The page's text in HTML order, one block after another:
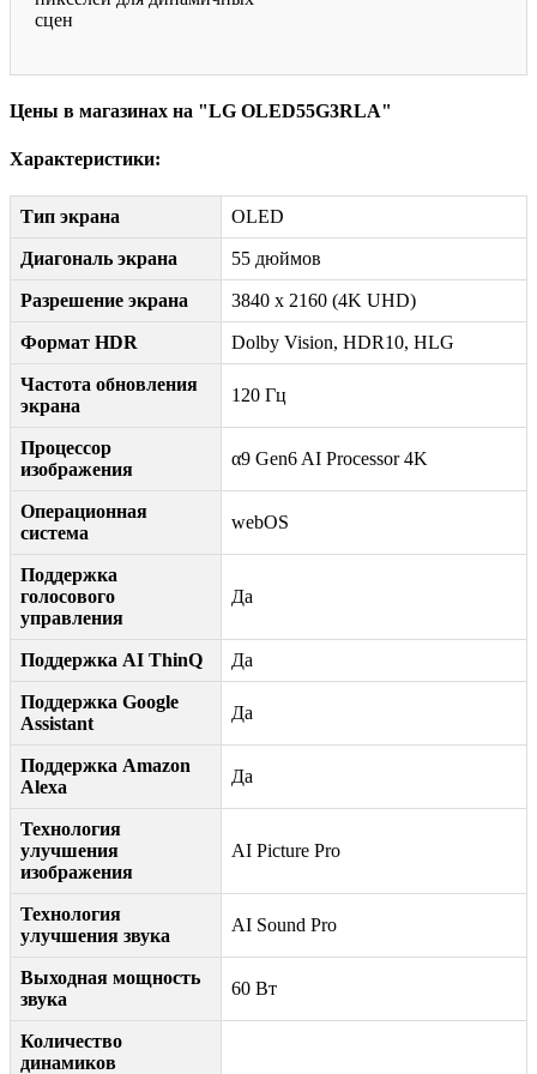
сцен
Цены в магазинах на "LG OLED55G3RLA"
Характеристики:
Тип экрана OLED
Диагональ экрана 55 дюймов
Разрешение экрана 3840 x 2160 (4K UHD)
Формат HDR Dolby Vision, HDR10, HLG
Частота обновления
экрана
120 Гц
Процессор
изображения
α9 Gen6 AI Processor 4K
Операционная
система
webOS
Поддержка
голосового
управления
Да
Поддержка AI ThinQ Да
Поддержка Google
Assistant
Да
Поддержка Amazon
Alexa
Да
Технология
улучшения
изображения
AI Picture Pro
Технология
улучшения звука
AI Sound Pro
Выходная мощность
звука
60 Вт
Количество
динамиков